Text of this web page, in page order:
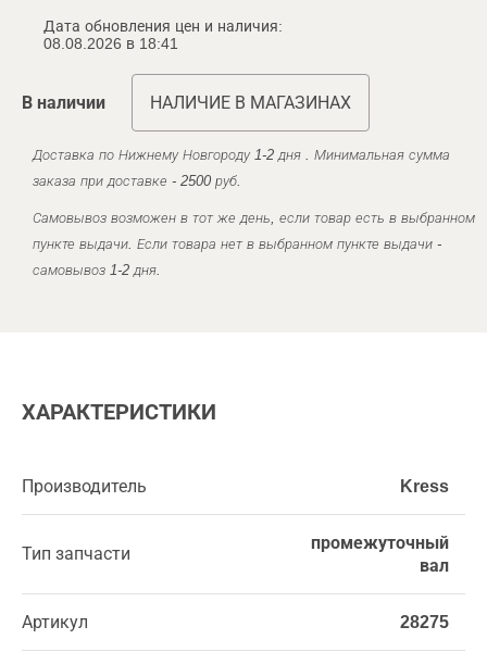
Дата обновления цен и наличия:
08.08.2026 в 18:41
В наличии НАЛИЧИЕ В МАГАЗИНАХ
Доставка по Нижнему Новгороду 1-2 дня . Минимальная сумма
заказа при доставке - 2500 руб.
Самовывоз возможен в тот же день, если товар есть в выбранном
пункте выдачи. Если товара нет в выбранном пункте выдачи -
самовывоз 1-2 дня.
ХАРАКТЕРИСТИКИ
Производитель Kress
Тип запчасти
промежуточный
вал
Артикул 28275